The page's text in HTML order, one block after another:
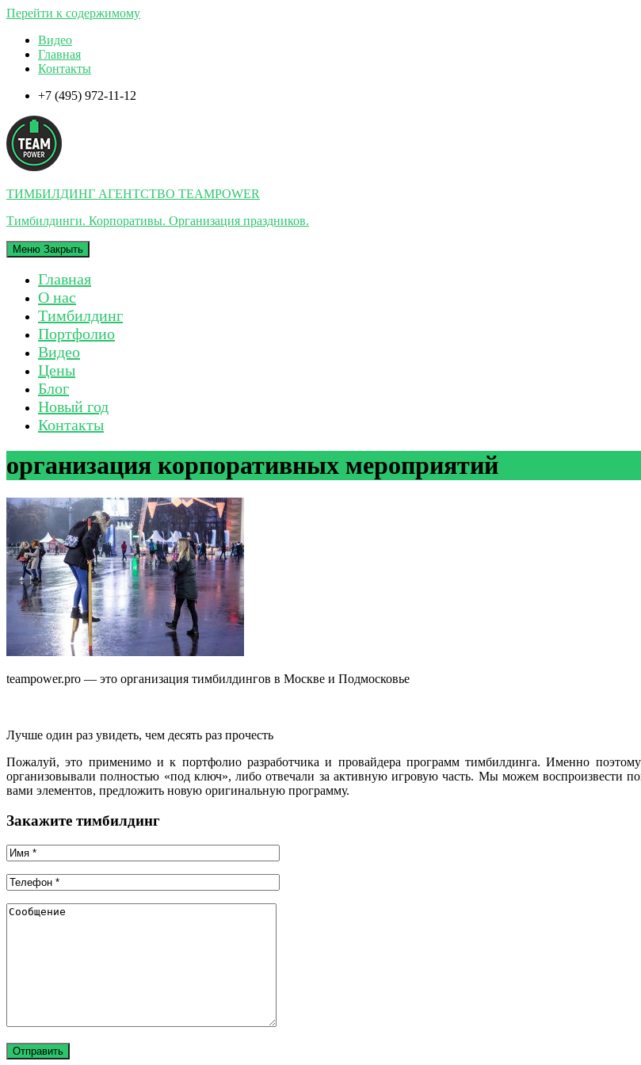
Перейти к содержимому
Видео
Главная
Контакты
+7 (495) 972-11-12
ТИМБИЛДИНГ АГЕНТСТВО TEAMPOWER
Тимбилдинги. Корпоративы. Организация праздников.
Меню Закрыть
Главная
О нас
Тимбилдинг
Портфолио
Видео
Цены
Блог
Новый год
Контакты
организация корпоративных мероприятий
teampower.pro — это организация тимбилдингов в Москве и Подмосковье
Лучше один раз увидеть, чем десять раз прочесть
Пожалуй, это применимо и к портфолио разработчика и провайдера программ тимбилдинга. Именно
организовывали полностью «под ключ», либо отвечали за активную игровую часть. Мы можем воспроизвести
вами элементов, предложить новую оригинальную программу.
Закажите тимбилдинг